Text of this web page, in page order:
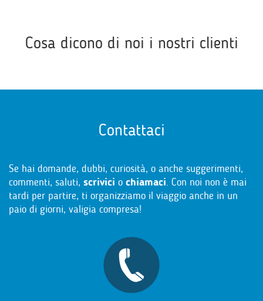
Cosa dicono di noi i nostri clienti
Contattaci
Se hai domande, dubbi, curiosità, o anche suggerimenti,
commenti, saluti, scrivici o chiamaci. Con noi non è mai
tardi per partire, ti organizziamo il viaggio anche in un
paio di giorni, valigia compresa!